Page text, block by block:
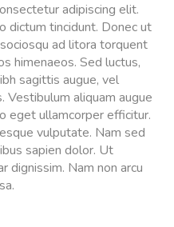
adipiscing elit.
dictum tincidunt. Donec ut
ad litora torquent
himenaeos. Sed luctus,
sagittis augue, vel
aliquam augue
eget ullamcorper efficitur.
vulputate. Nam sed
sapien dolor. Ut
dignissim. Nam non arcu